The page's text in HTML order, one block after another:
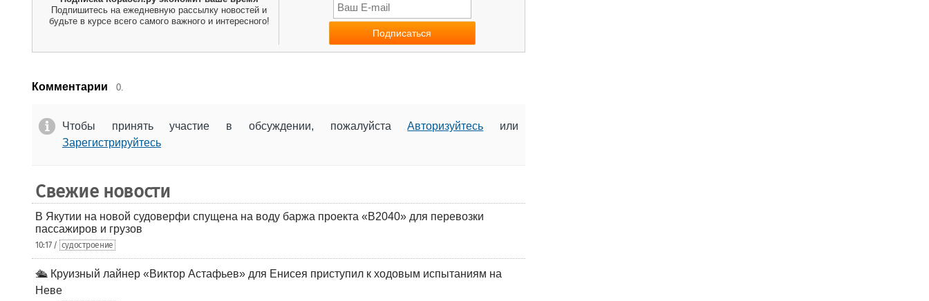
Подпишитесь на ежедневную рассылку новостей и
будьте в курсе всего самого важного и интересного!
Комментарии 0.
Чтобы принять участие в обсуждении, пожалуйстаАвторизуйтесь или
Зарегистрируйтесь
Свежие новости
В Якутии на новой судоверфи спущена на воду баржа проекта «В2040» для перевозки
пассажиров и грузов
10:17 / судостроение
🛳️ Круизный лайнер «Виктор Астафьев» для Енисея приступил к ходовым испытаниям на
Неве